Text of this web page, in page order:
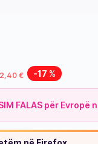
€
-17 %
FALAS për Evropë